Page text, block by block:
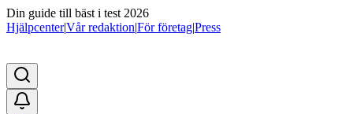
Din guide till bäst i test 2026
Hjälpcenter|Vår redaktion|För företag|Press